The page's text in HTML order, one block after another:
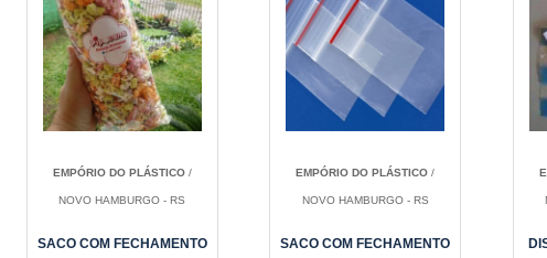
EMPÓRIO DO PLÁSTICO/
NOVO HAMBURGO - RS
SACO COM FECHAMENTO
EMPÓRIO DO PLÁSTICO /
NOVO HAMBURGO - RS
SACO COM FECHAMENTO